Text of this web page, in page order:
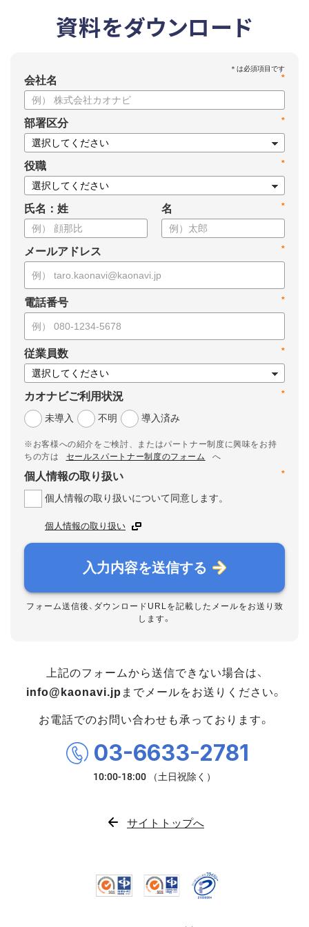
資料をダウンロード
*
会社名
*
部署区分
*
役職
氏名：姓 *
名
*
メールアドレス
*
電話番号
*
従業員数
*
カオナビご利用状況
未導入
不明 導入済み
※お客様への紹介をご検討、またはパートナー制度に興味をお持
ちの方は
セールスパートナー制度のフォーム
へ
*
個人情報の取り扱い
個人情報の取り扱いについて同意します。
個人情報の取り扱い
入力内容を送信する
フォーム送信後、ダウンロードURLを記載したメールをお送り致
します。
上記のフォームから送信できない場合は、
info@kaonavi.jp までメールをお送りください。
お電話でのお問い合わせも承っております。
03-6633-2781
サイトトップへ